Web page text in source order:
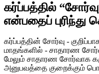
கர்ப்பத்தில்
என்பதைப்
கர்ப்பத்தின் சோர்வு -
மாதங்களில் - சாதாரண
மேலும் சாதாரண சோர்வாக
அனுபவத்தை குறைக்கும்